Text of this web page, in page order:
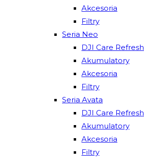
Akcesoria
Filtry
Seria Neo
DJI Care Refresh
Akumulatory
Akcesoria
Filtry
Seria Avata
DJI Care Refresh
Akumulatory
Akcesoria
Filtry